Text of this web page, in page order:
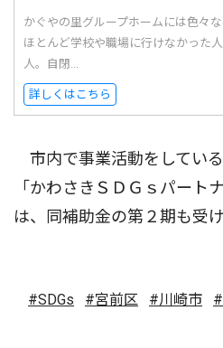
かぐやの里グループホームには色々
ほとんど学校や職場に行けなかった
人。自閉...
詳しくはこちら
市内で事業活動をしてい
「かわさきＳＤＧｓパート
は、同補助金の第２期も受
#SDGs #宮前区 #川崎市